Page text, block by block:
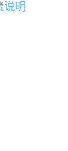
说明